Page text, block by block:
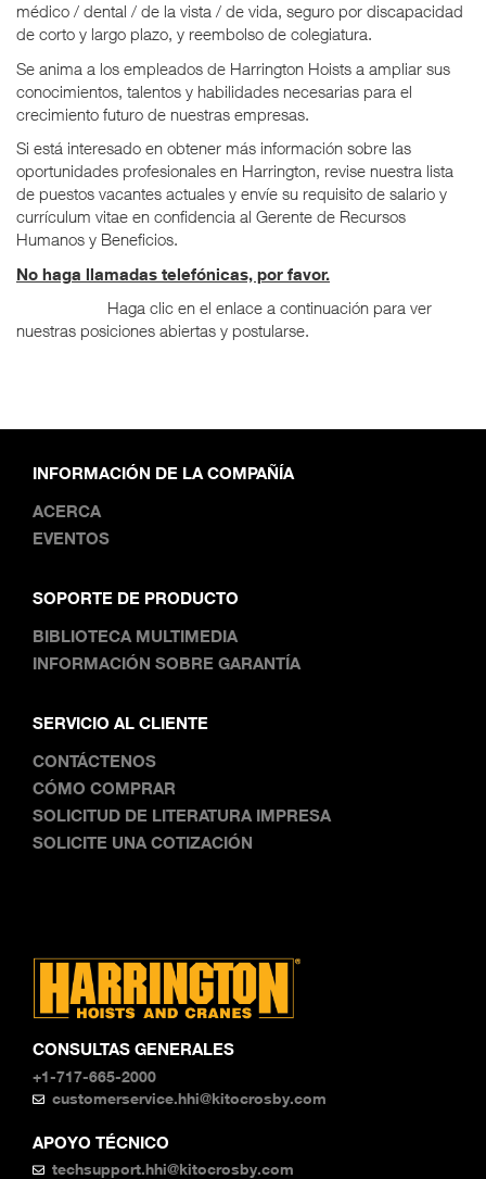
médico / dental / de la vista / de vida, seguro por discapacidad
de corto y largo plazo, y reembolso de colegiatura.
Se anima a los empleados de Harrington Hoists a ampliar sus
conocimientos, talentos y habilidades necesarias para el
crecimiento futuro de nuestras empresas.
Si está interesado en obtener más información sobre las
oportunidades profesionales en Harrington, revise nuestra lista
de puestos vacantes actuales y envíe su requisito de salario y
currículum vitae en confidencia al Gerente de Recursos
Humanos y Beneficios.
No haga llamadas telefónicas, por favor.
Haga clic en el enlace a continuación para ver
nuestras posiciones abiertas y postularse.
CONSULTAS GENERALES
+1-717-665-2000
customerservice.hhi@kitocrosby.com
APOYO TÉCNICO
techsupport.hhi@kitocrosby.com
INFORMACIÓN DE LA COMPAÑÍA
ACERCA
EVENTOS
SOPORTE DE PRODUCTO
BIBLIOTECA MULTIMEDIA
INFORMACIÓN SOBRE GARANTÍA
SERVICIO AL CLIENTE
CONTÁCTENOS
CÓMO COMPRAR
SOLICITUD DE LITERATURA IMPRESA
SOLICITE UNA COTIZACIÓN